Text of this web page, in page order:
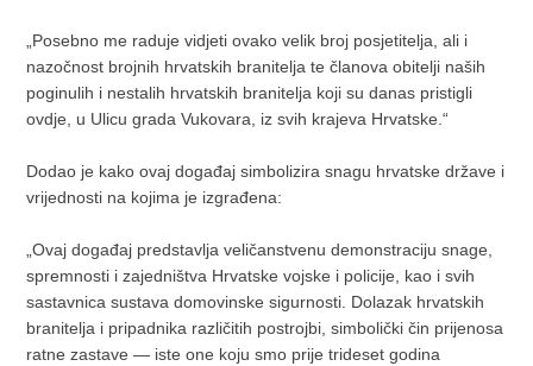
„Posebno me raduje vidjeti ovako velik broj posjetitelja, ali i
nazočnost brojnih hrvatskih branitelja te članova obitelji naših
poginulih i nestalih hrvatskih branitelja koji su danas pristigli
ovdje, u Ulicu grada Vukovara, iz svih krajeva Hrvatske.“
Dodao je kako ovaj događaj simbolizira snagu hrvatske države i
vrijednosti na kojima je izgrađena:
„Ovaj događaj predstavlja veličanstvenu demonstraciju snage,
spremnosti i zajedništva Hrvatske vojske i policije, kao i svih
sastavnica sustava domovinske sigurnosti. Dolazak hrvatskih
branitelja i pripadnika različitih postrojbi, simbolički čin prijenosa
ratne zastave — iste one koju smo prije trideset godina